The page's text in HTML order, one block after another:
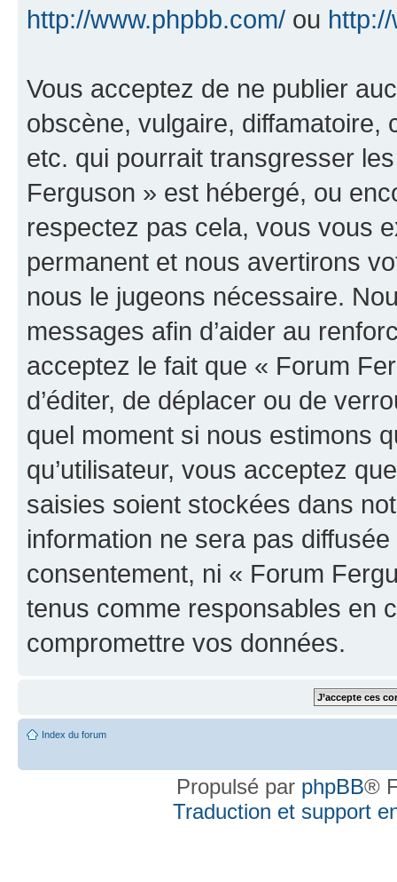
http://www.phpbb.com/ ou
Vous acceptez de ne publier
obscène, vulgaire, diffamatoire,
etc. qui pourrait transgresser
Ferguson » est hébergé, ou
respectez pas cela, vous vous
permanent et nous avertirons
nous le jugeons nécessaire.
messages afin d’aider au
acceptez le fait que « Forum
d’éditer, de déplacer ou de
quel moment si nous estimons
qu’utilisateur, vous acceptez
saisies soient stockées dans
information ne sera pas
consentement, ni « Forum
tenus comme responsables en
compromettre vos données.
Index du forum
Propulsé par phpBB®
Traduction et support